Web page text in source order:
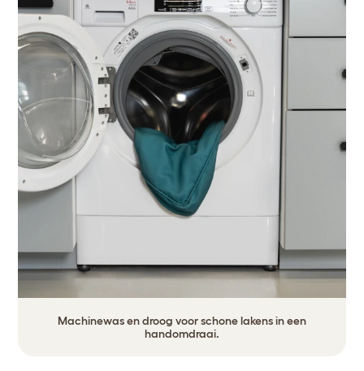
Machinewas en droog voor schone lakens in een
handomdraai.